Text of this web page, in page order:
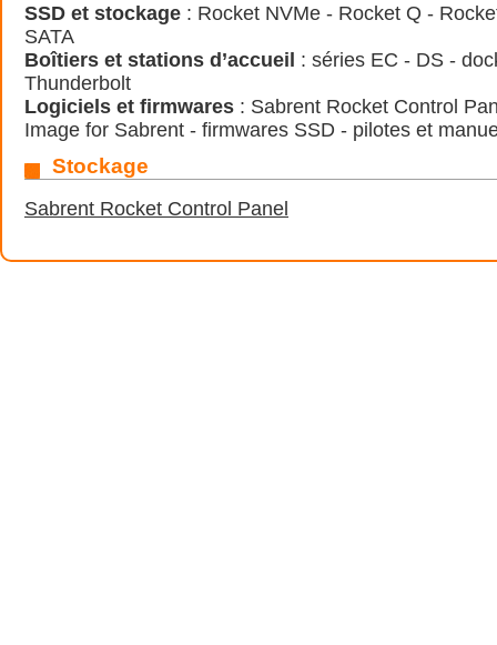
SSD et stockage : Rocket NVMe - Rocket Q -
SATA
Boîtiers et stations d’accueil : séries EC - DS -
Thunderbolt
Logiciels et firmwares : Sabrent Rocket Control
Image for Sabrent - firmwares SSD - pilotes et
Stockage
Sabrent Rocket Control Panel